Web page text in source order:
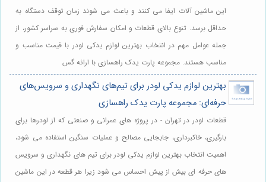
این ماشین آلات ایفا می کنند و باعث می شوند زمان توقف دستگاه به
حداقل برسد. تنوع بالای قطعات و امکان سفارش فوری به سراسر کشور، از
جمله عوامل مهم در انتخاب بهترین لوازم یدکی لودر با قیمت مناسب و
مناسب هستند. مجموعه پارت یدک راهسازی با ارائه گس
بهترین لوازم یدکی لودر برای تیم‌های نگهداری و سرویس‌های
حرفه‌ای: مجموعه پارت یدک راهسازی
قطعات لودر در تهران - در پروژه های عمرانی و صنعتی که از لودرها برای
بارگیری، خاکبرداری، جابجایی مصالح و عملیات سنگین استفاده می شود،
اهمیت انتخاب بهترین لوازم یدکی لودر برای تیم های نگهداری و سرویس
های حرفه ای بیش از پیش احساس می شود زیرا هر قطعه در این ماشین